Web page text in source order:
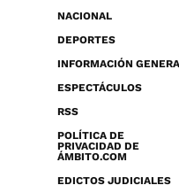
NACIONAL
DEPORTES
INFORMACIÓN
ESPECTÁCULOS
RSS
POLÍTICA DE
PRIVACIDAD DE
ÁMBITO.COM
EDICTOS JUDICIALES